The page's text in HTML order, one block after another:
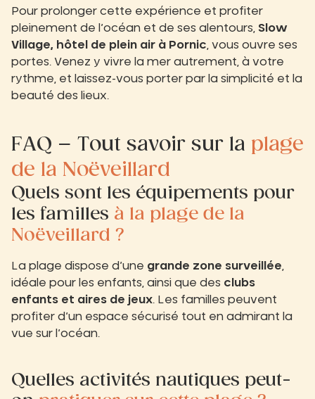
Pour prolonger cette expérience et profiter
pleinement de l’océan et de ses alentours, Slow
Village, hôtel de plein air à Pornic , vous ouvre ses
portes. Venez y vivre la mer autrement, à votre
rythme, et laissez-vous porter par la simplicité et la
beauté des lieux.
FAQ – Tout savoir sur la plage
de la Noëveillard
Quels sont les équipements pour
les familles à la plage de la
Noëveillard ?
La plage dispose d’une grande zone surveillée
idéale pour les enfants, ainsi que des clubs
enfants et aires de jeux. Les familles peuvent
profiter d’un espace sécurisé tout en admirant la
vue sur l’océan.
Quelles activités nautiques peut-